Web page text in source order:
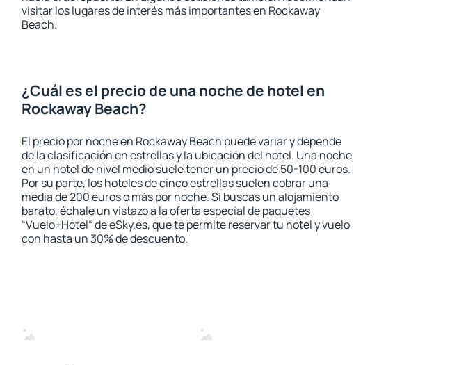
visitar los lugares de interés más importantes en Rockaway
Beach.
¿Cuál es el precio de una noche de hotel en
Rockaway Beach?
El precio por noche en Rockaway Beach puede variar y depende
de la clasificación en estrellas y la ubicación del hotel. Una noche
en un hotel de nivel medio suele tener un precio de 50-100 euros.
Por su parte, los hoteles de cinco estrellas suelen cobrar una
media de 200 euros o más por noche. Si buscas un alojamiento
barato, échale un vistazo a la oferta especial de paquetes
“Vuelo+Hotel“ de eSky.es, que te permite reservar tu hotel y vuelo
con hasta un 30% de descuento.